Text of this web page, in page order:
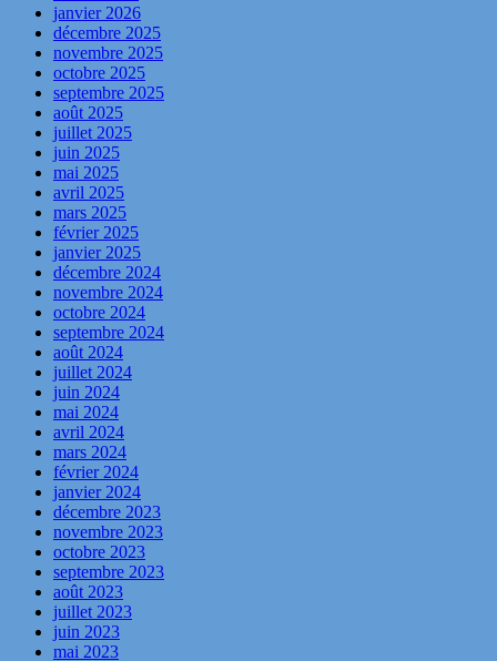
janvier 2026
décembre 2025
novembre 2025
octobre 2025
septembre 2025
août 2025
juillet 2025
juin 2025
mai 2025
avril 2025
mars 2025
février 2025
janvier 2025
décembre 2024
novembre 2024
octobre 2024
septembre 2024
août 2024
juillet 2024
juin 2024
mai 2024
avril 2024
mars 2024
février 2024
janvier 2024
décembre 2023
novembre 2023
octobre 2023
septembre 2023
août 2023
juillet 2023
juin 2023
mai 2023